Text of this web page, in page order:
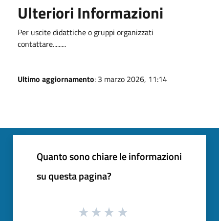
Ulteriori Informazioni
Per uscite didattiche o gruppi organizzati
contattare.........
Ultimo aggiornamento: 3 marzo 2026, 11:14
Quanto sono chiare le informazioni
su questa pagina?